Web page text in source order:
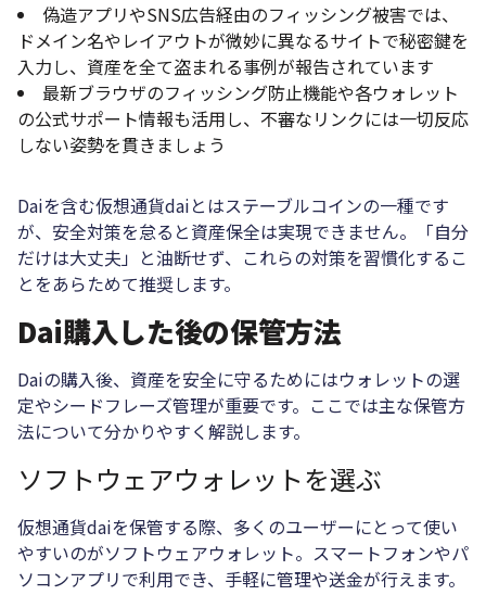
偽造アプリやSNS広告経由のフィッシング被害では、
ドメイン名やレイアウトが微妙に異なるサイトで秘密鍵を
入力し、資産を全て盗まれる事例が報告されています
最新ブラウザのフィッシング防止機能や各ウォレット
の公式サポート情報も活用し、不審なリンクには一切反応
しない姿勢を貫きましょう
Daiを含む仮想通貨daiとはステーブルコインの一種です
が、安全対策を怠ると資産保全は実現できません。「自分
だけは大丈夫」と油断せず、これらの対策を習慣化するこ
とをあらためて推奨します。
Dai購入した後の保管方法
Daiの購入後、資産を安全に守るためにはウォレットの選
定やシードフレーズ管理が重要です。ここでは主な保管方
法について分かりやすく解説します。
ソフトウェアウォレットを選ぶ
仮想通貨daiを保管する際、多くのユーザーにとって使い
やすいのがソフトウェアウォレット。スマートフォンやパ
ソコンアプリで利用でき、手軽に管理や送金が行えます。